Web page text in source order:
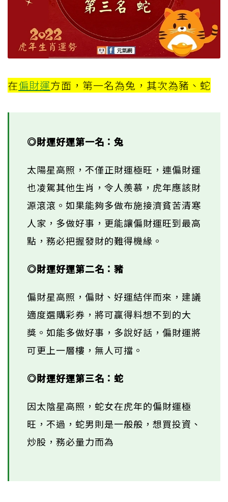
在偏財運方面，第一名為兔，其次為豬、蛇
◎財運好運第一名：兔
太陽星高照，不僅正財運極旺，連偏財運
也凌駕其他生肖，令人羨慕，虎年應該財
源滾滾。如果能夠多做布施接濟貧苦清寒
人家，多做好事，更能讓偏財運旺到最高
點，務必把握發財的難得機緣。
◎財運好運第二名：豬
偏財星高照，偏財、好運結伴而來，建議
適度選購彩券，將可贏得料想不到的大
獎。如能多做好事，多說好話，偏財運將
可更上一層樓，無人可擋。
◎財運好運第三名：蛇
因太陰星高照，蛇女在虎年的偏財運極
旺，不過，蛇男則是一般般，想買投資、
炒股，務必量力而為